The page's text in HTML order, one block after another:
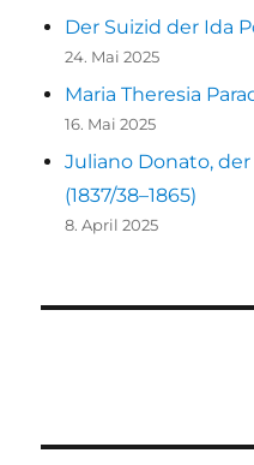
Der Suizid der Ida
24. Mai 2025
Maria Theresia
16. Mai 2025
Juliano Donato,
(1837/38–1865)
8. April 2025